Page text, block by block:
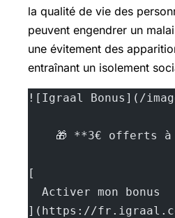
la qualité de vie des
peuvent engendrer un
une évitement des
entraînant un isolement
![Igraal Bonus](/
🎁 **3€ offerts
[
  Activer mon bonus
](https://